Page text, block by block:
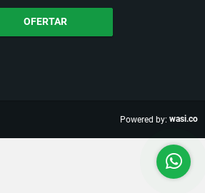
OFERTAR
Powered by: wasi.co